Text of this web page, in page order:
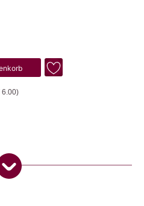
6.00)